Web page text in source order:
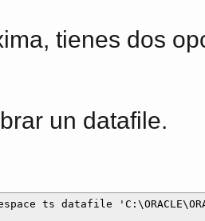
tienes dos
un datafile.
ts datafile